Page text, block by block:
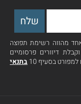
מהווה רשימת תפוצה
דיוורים פרסומיים
בסעיף 10
בתנאי